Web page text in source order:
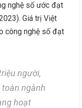
nghệ số ước đạt
Giá trị Việt
công nghệ số đạt
người,
toàn ngành
hoạt